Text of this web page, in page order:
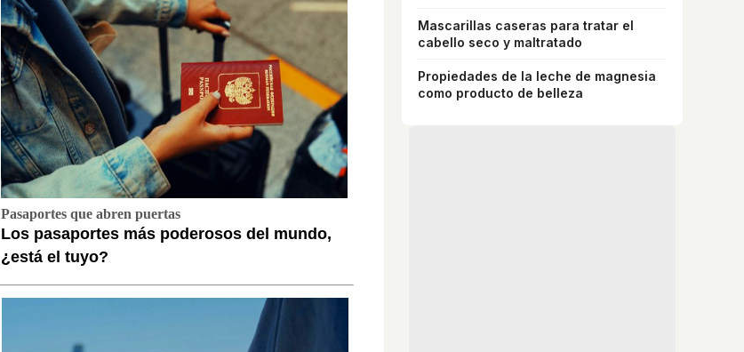
Pasaportes que abren puertas
Los pasaportes más poderosos del mundo,
¿está el tuyo?
Mascarillas caseras para tratar el
cabello seco y maltratado
Propiedades de la leche de magnesia
como producto de belleza